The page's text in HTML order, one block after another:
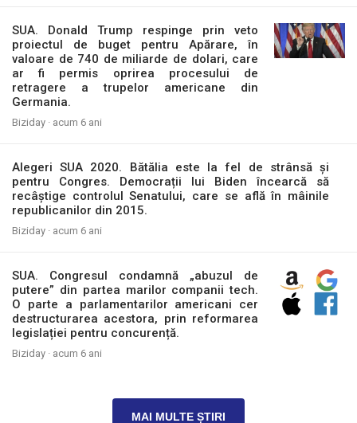
SUA. Donald Trump respinge prin veto
proiectul de buget pentru Apărare, în
valoare de 740 de miliarde de dolari, care
ar fi permis oprirea procesului de
retragere a trupelor americane din
Germania.
Biziday · acum 6 ani
Alegeri SUA 2020. Bătălia este la fel de strânsă și
pentru Congres. Democrații lui Biden încearcă să
recâștige controlul Senatului, care se află în mâinile
republicanilor din 2015.
Biziday · acum 6 ani
SUA. Congresul condamnă „abuzul de
putere” din partea marilor companii tech.
O parte a parlamentarilor americani cer
destructurarea acestora, prin reformarea
legislației pentru concurență.
Biziday · acum 6 ani
MAI MULTE ȘTIRI